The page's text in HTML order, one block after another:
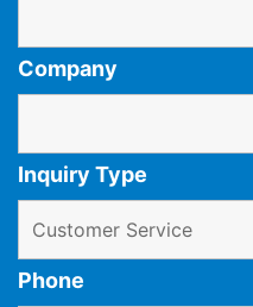
Company
Inquiry Type
Phone